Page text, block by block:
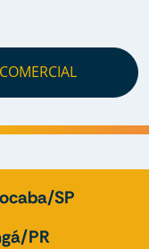
SP
PR